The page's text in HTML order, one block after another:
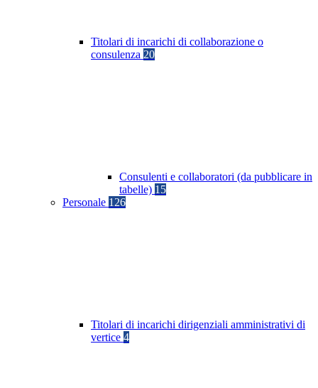
Titolari di incarichi di collaborazione o
consulenza 20
Consulenti e collaboratori (da pubblicare in
tabelle) 15
Personale 126
Titolari di incarichi dirigenziali amministrativi di
vertice 4